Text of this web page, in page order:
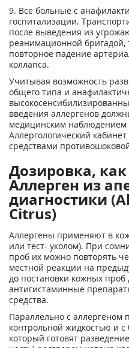
9. Все больные с
госпитализации.
после выведения из
реанимационной бригадой,
повторное падение
коллапса.
Учитывая возможность
общего типа и
введения аллергенов
медицинским наблюдением
Аллергологический
средствами
Дозировка,
Аллерген из
диагностики
Citrus)
Аллергены применяют в
или тест- уколом). При
проб их можно повторять
местной реакции на
до постановки кожных
антигистаминные
средства.
Параллельно с аллергеном
контрольной жидкостью и с
который готовят